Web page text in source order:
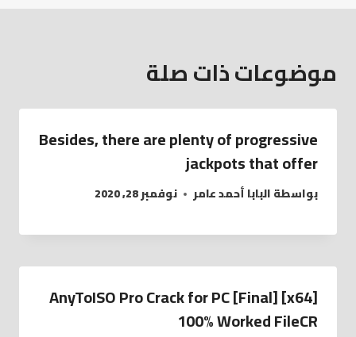
موضوعات ذات صلة
Besides, there are plenty of progressive
jackpots that offer
بواسطةالبابا أحمد عامر نوفمبر 28, 2020
AnyToISO Pro Crack for PC [Final] [x64]
100% Worked FileCR